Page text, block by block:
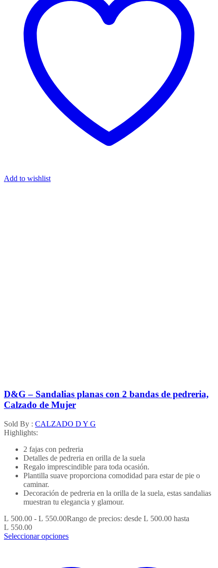
Add to wishlist
D&G – Sandalias planas con 2 bandas de pedreria,
Calzado de Mujer
Sold By : CALZADO D Y G
Highlights:
2 fajas con pedreria
Detalles de pedreria en orilla de la suela
Regalo imprescindible para toda ocasión.
Plantilla suave proporciona comodidad para estar de pie o
caminar.
Decoración de pedreria en la orilla de la suela, estas sandalias
muestran tu elegancia y glamour.
L 500.00 - L 550.00Rango de precios: desde L 500.00 hasta
L 550.00
Seleccionar opciones